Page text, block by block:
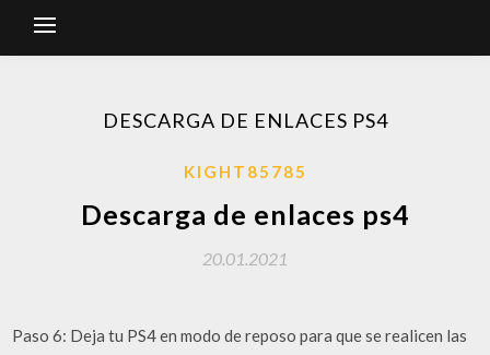
DESCARGA DE ENLACES PS4
KIGHT85785
Descarga de enlaces ps4
20.01.2021
Paso 6: Deja tu PS4 en modo de reposo para que se realicen las